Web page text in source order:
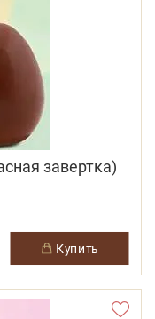
завертка)
купить